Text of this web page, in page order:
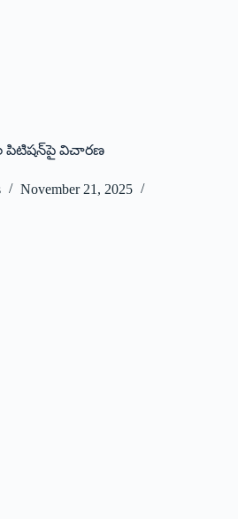
పిటిషన్‌పై విచారణ
November 21, 2025